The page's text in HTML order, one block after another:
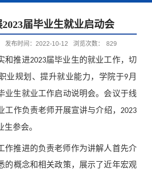
届毕业生就业启动会
发布时间：2022-10-12 浏览次数： 829
和推进2023届毕业生的就业工作，切
业规划、提升就业能力，学院于9月
业生就业工作启动说明会。会议于线
工作负责老师开展宣讲与介绍， 2023
参会。
作推进的负责老师作为讲解人首先介
的概念和相关政策，展示了近年宏观